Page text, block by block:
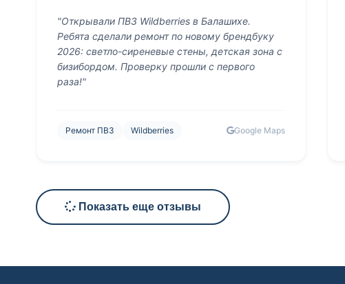
"Открывали ПВЗ Wildberries в Балашихе.
Ребята сделали ремонт по новому брендбуку
2026: светло-сиреневые стены, детская зона с
бизибордом. Проверку прошли с первого
раза!"
Ремонт ПВЗ Wildberries Google Maps
Показать еще отзывы